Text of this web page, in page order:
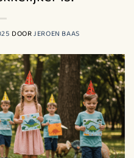
DOORJEROEN BAAS